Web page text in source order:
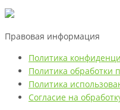
Правовая информация
Политика
Политика обработки
Политика
Согласие на